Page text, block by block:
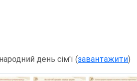
день сім'ї (завантажити)